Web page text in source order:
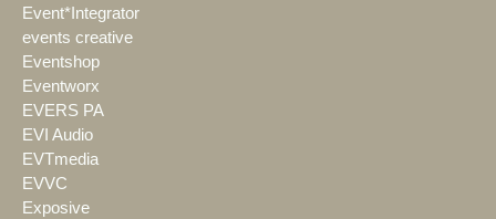
Event*Integrator
events creative
Eventshop
Eventworx
EVERS PA
EVI Audio
EVTmedia
EVVC
Exposive